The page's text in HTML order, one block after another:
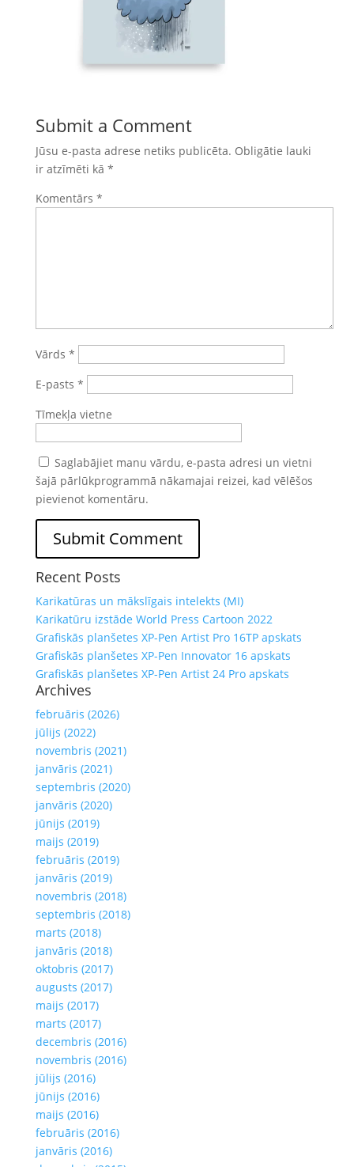
Submit a Comment
Jūsu e-pasta adrese netiks publicēta. Obligātie lauki
ir atzīmēti kā *
Komentārs *
Vārds *
E-pasts *
Tīmekļa vietne
Saglabājiet manu vārdu, e-pasta adresi un vietni
šajā pārlūkprogrammā nākamajai reizei, kad vēlēšos
pievienot komentāru.
Recent Posts
Karikatūras un mākslīgais intelekts (MI)
Karikatūru izstāde World Press Cartoon 2022
Grafiskās planšetes XP-Pen Artist Pro 16TP apskats
Grafiskās planšetes XP-Pen Innovator 16 apskats
Grafiskās planšetes XP-Pen Artist 24 Pro apskats
Archives
februāris (2026)
jūlijs (2022)
novembris (2021)
janvāris (2021)
septembris (2020)
janvāris (2020)
jūnijs (2019)
maijs (2019)
februāris (2019)
janvāris (2019)
novembris (2018)
septembris (2018)
marts (2018)
janvāris (2018)
oktobris (2017)
augusts (2017)
maijs (2017)
marts (2017)
decembris (2016)
novembris (2016)
jūlijs (2016)
jūnijs (2016)
maijs (2016)
februāris (2016)
janvāris (2016)